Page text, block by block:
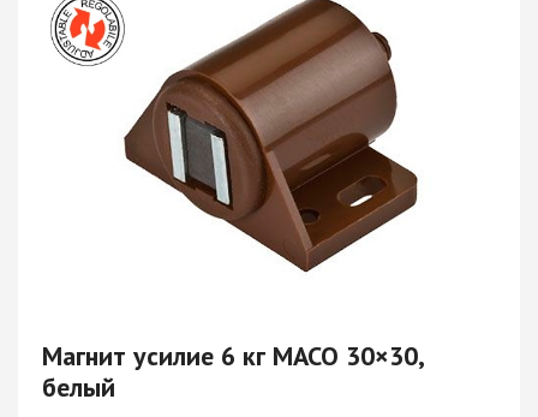
Магнит усилие 6 кг MACO 30×30,
белый